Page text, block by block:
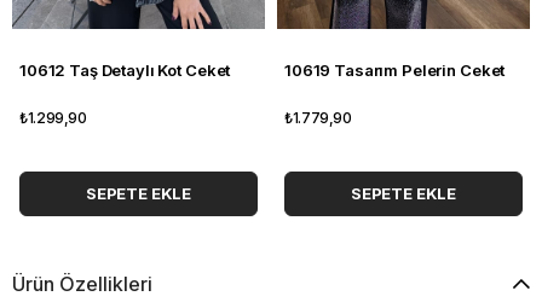
10612 Taş Detaylı Kot Ceket
₺1.299,90
SEPETE EKLE
10619 Tasarım Pelerin Ceket
₺1.779,90
SEPETE EKLE
Ürün Özellikleri